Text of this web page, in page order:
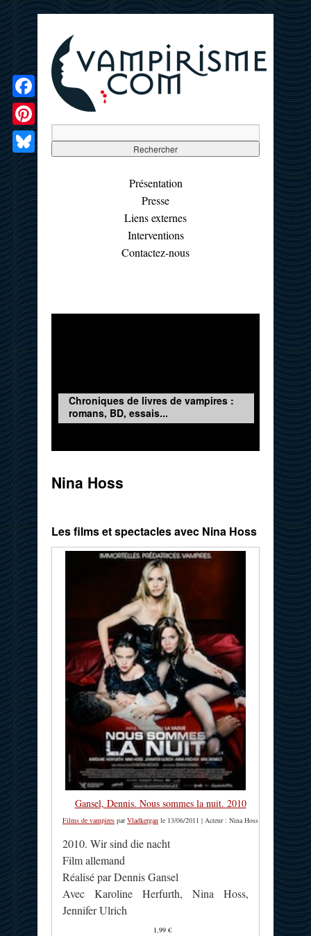
Présentation
Presse
Liens externes
Interventions
Contactez-nous
Chroniques de livres de vampires :
romans, BD, essais...
Nina Hoss
Les films et spectacles avec Nina Hoss
Gansel, Dennis. Nous sommes la nuit. 2010
Films de vampires parVladkergan le 13/06/2011 | Acteur : Nina Hoss
2010. Wir sind die nacht
Film allemand
Réalisé par Dennis Gansel
Avec Karoline Herfurth, Nina Hoss,
Jennifer Ulrich
1,99 €
Facebook
Pinterest
Bluesky